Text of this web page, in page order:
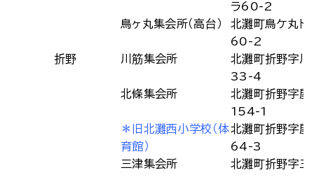
ラ60-2
鳥ヶ丸集会所（高台）
北灘町鳥ケ丸ト
60-2
折野
川筋集会所
北灘町折野字川
33-4
北條集会所
北灘町折野字屋
154-1
＊旧北灘西小学校（体
育館）
北灘町折野字屋
64-3
三津集会所
北灘町折野字三